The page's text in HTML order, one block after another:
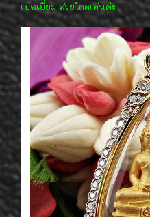
เบลเยี่ยม สวยโดดเด่นค่ะ